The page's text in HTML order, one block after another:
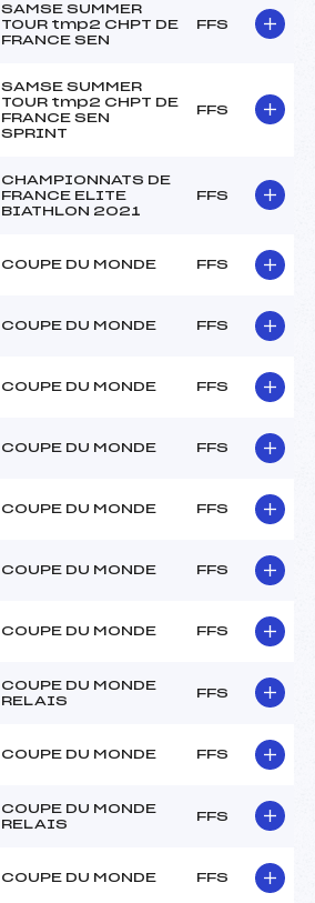
SAMSE SUMMER
TOUR tmp2 CHPT DE
FRANCE SEN
FFS
SAMSE SUMMER
TOUR tmp2 CHPT DE
FRANCE SEN
SPRINT
FFS
CHAMPIONNATS DE
FRANCE ELITE
BIATHLON 2021
FFS
COUPE DU MONDE FFS
COUPE DU MONDE FFS
COUPE DU MONDE FFS
COUPE DU MONDE FFS
COUPE DU MONDE FFS
COUPE DU MONDE FFS
COUPE DU MONDE FFS
COUPE DU MONDE
RELAIS
FFS
COUPE DU MONDE FFS
COUPE DU MONDE
RELAIS
FFS
COUPE DU MONDE FFS